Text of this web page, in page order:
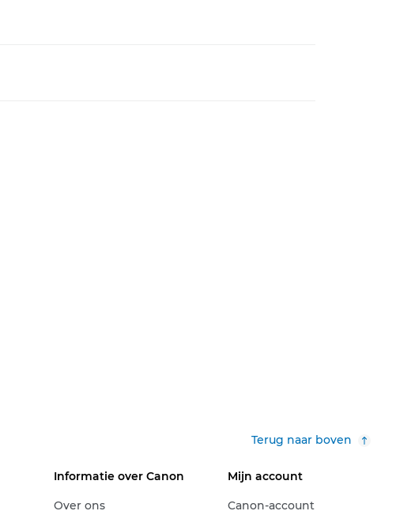
Terug naar boven
Informatie over Canon
Over ons
Mijn account
Canon-account